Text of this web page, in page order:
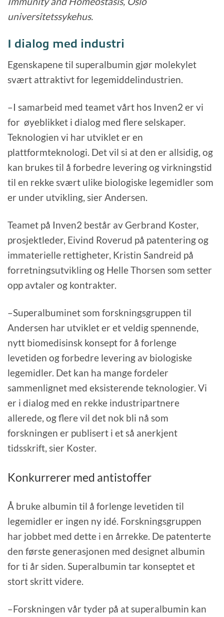
universitetssykehus.
I dialog med industri
Egenskapene til superalbumin gjør molekylet
svært attraktivt for legemiddelindustrien.
–I samarbeid med teamet vårt hos Inven2 er vi
for øyeblikket i dialog med flere selskaper.
Teknologien vi har utviklet er en
plattformteknologi. Det vil si at den er allsidig, og
kan brukes til å forbedre levering og virkningstid
til en rekke svært ulike biologiske legemidler som
er under utvikling, sier Andersen.
Teamet på Inven2 består av Gerbrand Koster,
prosjektleder, Eivind Roverud på patentering og
immaterielle rettigheter, Kristin Sandreid på
forretningsutvikling og Helle Thorsen som setter
opp avtaler og kontrakter.
–Superalbuminet som forskningsgruppen til
Andersen har utviklet er et veldig spennende,
nytt biomedisinsk konsept for å forlenge
levetiden og forbedre levering av biologiske
legemidler. Det kan ha mange fordeler
sammenlignet med eksisterende teknologier. Vi
er i dialog med en rekke industripartnere
allerede, og flere vil det nok bli nå som
forskningen er publisert i et så anerkjent
tidsskrift, sier Koster.
Konkurrerer med antistoffer
Å bruke albumin til å forlenge levetiden til
legemidler er ingen ny idé. Forskningsgruppen
har jobbet med dette i en årrekke. De patenterte
den første generasjonen med designet albumin
for ti år siden. Superalbumin tar konseptet et
stort skritt videre.
–Forskningen vår tyder på at superalbumin kan